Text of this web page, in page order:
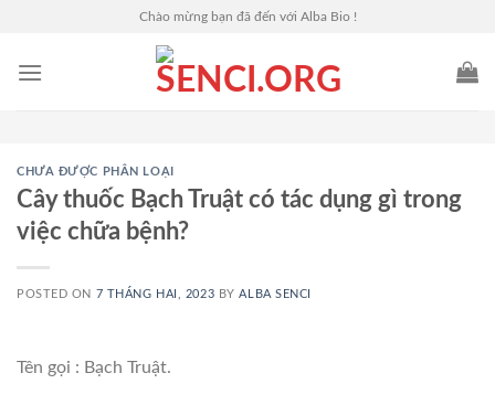
content
Chào mừng bạn đã đến với Alba Bio !
CHƯA ĐƯỢC PHÂN LOẠI
Cây thuốc Bạch Truật có tác dụng gì trong
việc chữa bệnh?
POSTED ON 7 THÁNG HAI, 2023 BYALBA SENCI
Tên gọi : Bạch Truật.